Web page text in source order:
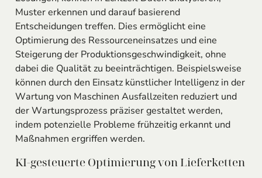
Muster erkennen und darauf basierend
Entscheidungen treffen. Dies ermöglicht eine
Optimierung des Ressourceneinsatzes und eine
Steigerung der Produktionsgeschwindigkeit, ohne
dabei die Qualität zu beeinträchtigen. Beispielsweise
können durch den Einsatz künstlicher Intelligenz in der
Wartung von Maschinen Ausfallzeiten reduziert und
der Wartungsprozess präziser gestaltet werden,
indem potenzielle Probleme frühzeitig erkannt und
Maßnahmen ergriffen werden.
KI-gesteuerte Optimierung von Lieferketten